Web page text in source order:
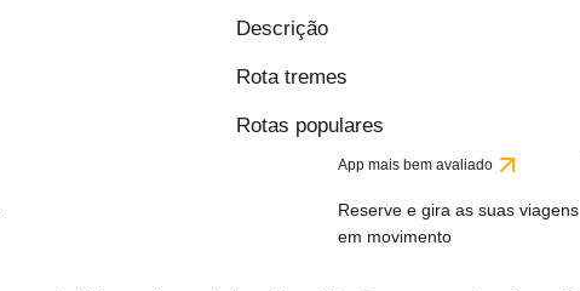
Descrição
Rota tremes
Rotas populares
App mais bem avaliado
Reserve e gira as suas viagens
em movimento